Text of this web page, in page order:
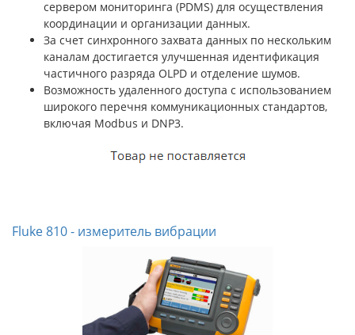
сервером мониторинга (PDMS) для осуществления
координации и организации данных.
За счет синхронного захвата данных по нескольким
каналам достигается улучшенная идентификация
частичного разряда OLPD и отделение шумов.
Возможность удаленного доступа с использованием
широкого перечня коммуникационных стандартов,
включая Modbus и DNP3.
Fluke 810 - измеритель вибрации